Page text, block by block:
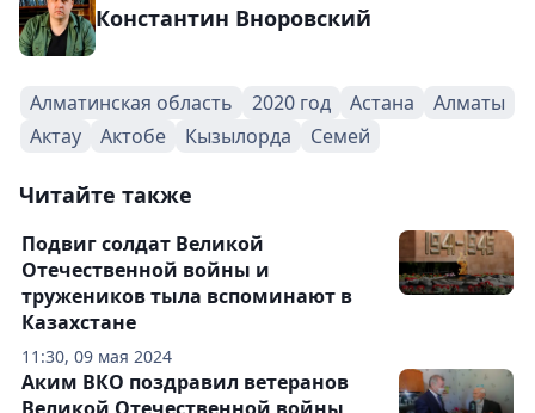
Константин Вноровский
Алматинская область 2020 год Астана
Алматы
Актау
Актобе Кызылорда Семей
Читайте также
11:30, 09 мая 2024
Подвиг солдат Великой
Отечественной войны и
тружеников тыла вспоминают в
Казахстане
Аким ВКО поздравил ветеранов